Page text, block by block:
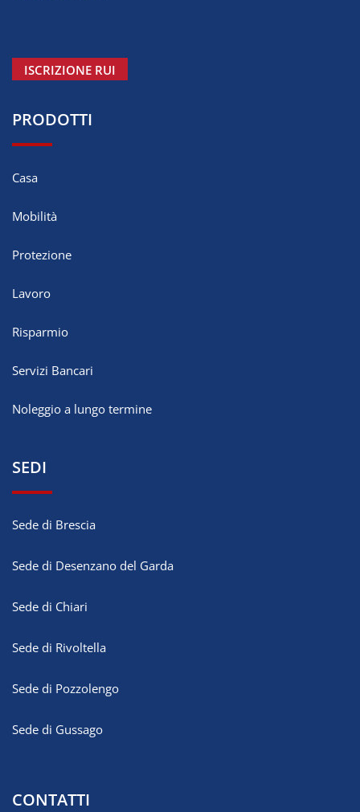
ISCRIZIONE RUI
PRODOTTI
Casa
Mobilità
Protezione
Lavoro
Risparmio
Servizi Bancari
Noleggio a lungo termine
SEDI
Sede di Brescia
Sede di Desenzano del Garda
Sede di Chiari
Sede di Rivoltella
Sede di Pozzolengo
Sede di Gussago
CONTATTI